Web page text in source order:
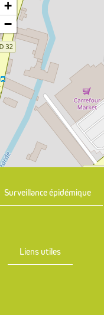
+
−
Surveillance épidémique
Liens utiles